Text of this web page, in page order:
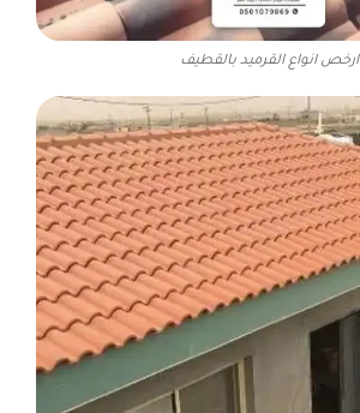
ارخص انواع القرميد بالقطيف